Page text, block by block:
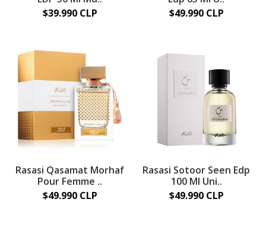
$39.990 CLP
$49.990 CLP
Rasasi Qasamat Morhaf
Pour Femme ..
$49.990 CLP
Rasasi Sotoor Seen Edp
100 Ml Uni..
$49.990 CLP